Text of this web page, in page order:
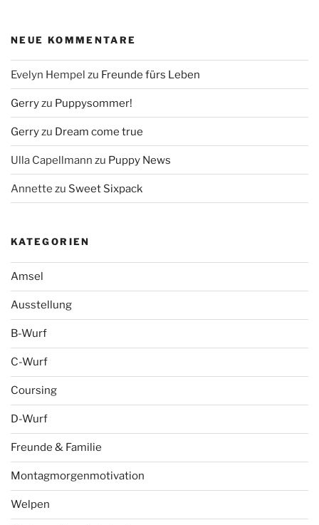
NEUE KOMMENTARE
Evelyn Hempel zu Freunde fürs Leben
Gerryzu Puppysommer!
Gerryzu Dream come true
Ulla Capellmann zu Puppy News
Annette zu Sweet Sixpack
KATEGORIEN
Amsel
Ausstellung
B-Wurf
C-Wurf
Coursing
D-Wurf
Freunde & Familie
Montagmorgenmotivation
Welpen